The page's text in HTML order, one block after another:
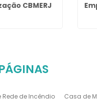
CBMERJ
de Incêndio Casa de